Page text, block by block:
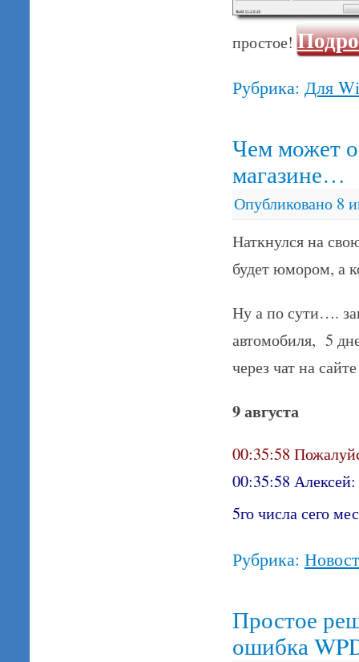
простое!
Рубрика: Для
Чем может
магазине…
Опубликовано 8
Наткнулся на
будет юмором, а
Ну а по сути….
автомобиля, 5
через чат на
9 августа
00:35:58
00:35:58 Алексей:
5го числа сего
Рубрика:
Простое
ошибка